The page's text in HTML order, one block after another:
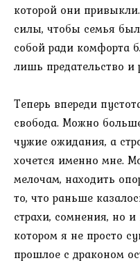
которой они
силы, чтобы семья
собой ради комфорта
лишь предательство и
Теперь впереди
свобода. Можно
чужие ожидания, а
хочется именно мне.
мелочам, находить
то, что раньше
страхи, сомнения, но
котором я не просто
прошлое с драконом